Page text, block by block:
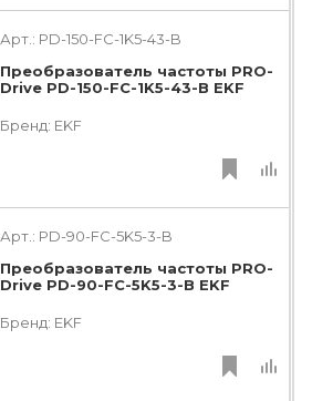
Арт.: PD-150-FC-1K5-43-B
Преобразователь частоты PRO-
Drive PD-150-FC-1K5-43-B EKF
Бренд: EKF
Арт.: PD-90-FC-5K5-3-B
Преобразователь частоты PRO-
Drive PD-90-FC-5K5-3-B EKF
Бренд: EKF